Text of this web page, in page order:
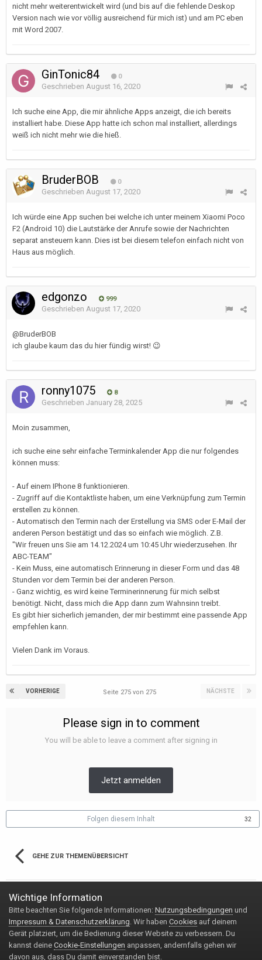
nicht mehr weiterentwickelt wird (und bis auf die fehlende Deskop
Version nach wie vor völlig ausreichend für mich ist) und am PC eben
mit Word 2007.
GinTonic84 0
Geschrieben August 16, 2020
Ich suche eine App, die mir ähnliche Apps anzeigt, die ich bereits
installiert habe. Diese App hatte ich schon mal installiert, allerdings
weiß ich nicht mehr wie die hieß.
BruderBOB 0
Geschrieben August 17, 2020
Ich würde eine App suchen bei welche ich unter meinem Xiaomi Poco
F2 (Android 10) die Lautstärke der Anrufe sowie der Nachrichten
separat ansteuern kann. Dies ist bei diesem telefon einfach nicht von
Haus aus möglich.
edgonzo 999
Geschrieben August 17, 2020
@BruderBOB
ich glaube kaum das du hier fündig wirst! 😉
ronny1075 8
Geschrieben January 28, 2025
Moin zusammen,
ich suche eine sehr einfache Terminkalender App die nur folgendes
können muss:
- Auf einem IPhone 8 funktionieren.
- Zugriff auf die Kontaktliste haben, um eine Verknüpfung zum Termin
erstellen zu können.
- Automatisch den Termin nach der Erstellung via SMS oder E-Mail der
anderen Person bestätigt und das so einfach wie möglich. Z.B.
"Wir freuen uns Sie am 14.12.2024 um 10:45 Uhr wiederzusehen. Ihr
ABC-TEAM"
- Kein Muss, eine automatisch Erinnerung in dieser Form und das 48
Stunden vor dem Termin bei der anderen Person.
- Ganz wichtig, es wird keine Terminerinnerung für mich selbst
benötigt. Nicht, dass mich die App dann zum Wahnsinn treibt.
Es gibt hier sicherlich jemanden, der mir bestimmt eine passende App
empfehlen kann.
Vielen Dank im Voraus.
VORHERIGE NÄCHSTE
Seite 275 von 275
Please sign in to comment
You will be able to leave a comment after signing in
Jetzt anmelden
Folgen diesem Inhalt 32
GEHE ZUR THEMENÜBERSICHT
Impressum & Datenschutzerklärung Kontakt
Copyright © 2020 Handy-FAQ.de
Powered by Invision Community
Wichtige Information
Bitte beachten Sie folgende Informationen: Nutzungsbedingungen und
Impressum & Datenschutzerklärung. Wir haben Cookies auf deinem
Gerät platziert, um die Bedienung dieser Website zu verbessern. Du
kannst deine Cookie-Einstellungen anpassen, andernfalls gehen wir
davon aus, dass Du damit einverstanden bist.